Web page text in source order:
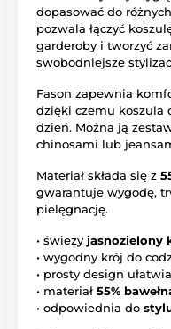
dopasować do
pozwala łączyć
garderoby i tworzyć
swobodniejsze
Fason zapewnia
dzięki czemu koszula
dzień. Można ją
chinosami lub
Materiał składa się z
gwarantuje wygodę,
pielęgnację.
• świeży jasnozielony
• wygodny krój do
• prosty design
• materiał 55%
• odpowiednia do